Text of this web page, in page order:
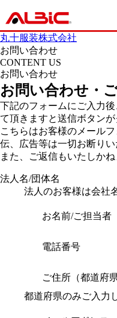
丸十服装株式会社
お問い合わせ
CONTENT US
お問い合わせ
お問い合わせ・
下記のフォームにご入力
て頂きますと送信ボタンが
こちらはお客様のメール
伝、広告等は一切お断りい
また、ご返信もいたしか
法人名/団体名
法人のお客様は会社
お名前/ご担当者
電話番号
ご住所（都道府県
都道府県のみご入力